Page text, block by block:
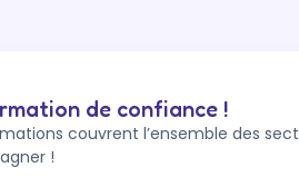
de confiance !
couvrent l’ensemble des
!